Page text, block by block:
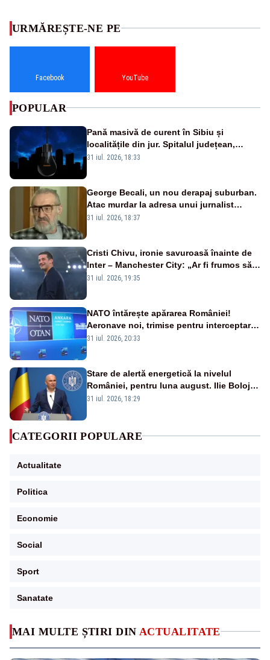
MAI MULTE ȘTIRI DIN ACTUALITATE
URMĂREȘTE-NE PE
Facebook YouTube
POPULAR
Pană masivă de curent în Sibiu și
localitățile din jur. Spitalul județean,
semafoarele, rețelele de telefonie, grav
31 iul. 2026, 18:33
George Becali, un nou derapaj suburban.
Atac murdar la adresa unui jurnalist
sportiv – AUDIO
31 iul. 2026, 18:37
Cristi Chivu, ironie savuroasă înainte de
Inter – Manchester City: „Ar fi frumos să
mai cumpărați și de la noi”
31 iul. 2026, 19:35
NATO întărește apărarea României!
Aeronave noi, trimise pentru interceptarea
și distrugerea dronelor
31 iul. 2026, 20:33
Stare de alertă energetică la nivelul
României, pentru luna august. Ilie Bolojan
a anunțat importuri și posibile restricții –
31 iul. 2026, 18:29
CATEGORII POPULARE
Actualitate
Politica
Economie
Social
Sport
Sanatate